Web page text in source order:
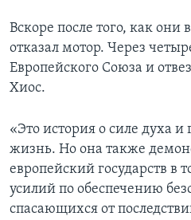
Вскоре после того, как
отказал мотор. Через
Европейского Союза и
Хиос.
«Это история о силе духа и
жизнь. Но она также
европейский государств в
усилий по обеспечению
спасающихся от